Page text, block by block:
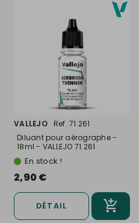
VALLEJO
Ref. 71.261
Diluant pour aérographe -
18ml - VALLEJO 71.261
En stock !
2,90 €
DÉTAIL